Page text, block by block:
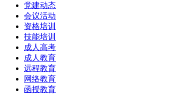
党建动态
会议活动
资格培训
技能培训
成人高考
成人教育
远程教育
网络教育
函授教育